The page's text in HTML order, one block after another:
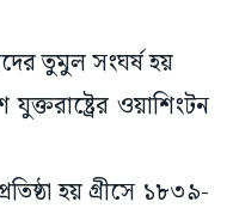
তুমুল সংঘর্ষ হয়
ওয়াশিংটন
হয় গ্রীসে ১৮৩৯-